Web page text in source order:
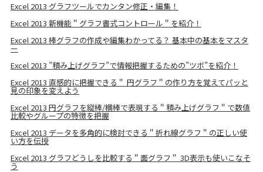
Excel 2013 グラフツールでカンタン修正・編集！
Excel 2013 新機能＂グラフ書式コントロール＂を紹介！
Excel 2013 棒グラフの作成や編集わかってる？ 基本中の基本をマスタ
ー
Excel 2013 ”積み上げグラフ”で情報把握するための”ツボ”を紹介！
Excel 2013 直感的に把握できる＂ 円グラフ＂の作り方を覚えてパッと
見の印象を変えよう
Excel 2013 円グラフを縦棒/横棒で表現する＂積み上げグラフ＂で数値
比較やグループの特徴を把握
Excel 2013 データを多角的に検討できる＂折れ線グラフ＂の正しい使
い方を伝授
Excel 2013 グラフどうしを比較する＂面グラフ＂ 3D表示も使いこなそ
う